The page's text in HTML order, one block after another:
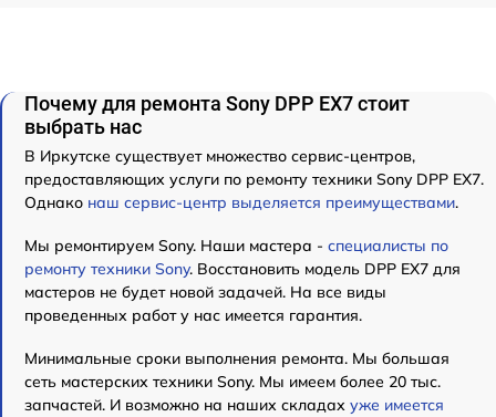
Почему для ремонта Sony DPP EX7 стоит
выбрать нас
В Иркутске существует множество сервис-центров,
предоставляющих услуги по ремонту техники Sony DPP EX7.
Однако наш сервис-центр выделяется преимуществами.
Мы ремонтируем Sony. Наши мастера - специалисты по
ремонту техники Sony. Восстановить модель DPP EX7 для
мастеров не будет новой задачей. На все виды
проведенных работ у нас имеется гарантия.
Минимальные сроки выполнения ремонта. Мы большая
сеть мастерских техники Sony. Мы имеем более 20 тыс.
запчастей. И возможно на наших складах уже имеется